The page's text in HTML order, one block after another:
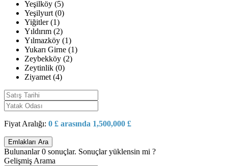
Yeşilköy (5)
Yeşilyurt (0)
Yiğitler (1)
Yıldırım (2)
Yılmazköy (1)
Yukarı Girne (1)
Zeybekköy (2)
Zeytinlik (0)
Ziyamet (4)
Fiyat Aralığı: 0 £ arasında 1,500,000 £
Bulunanlar0 sonuçlar. Sonuçlar yüklensin mi ?
Gelişmiş Arama